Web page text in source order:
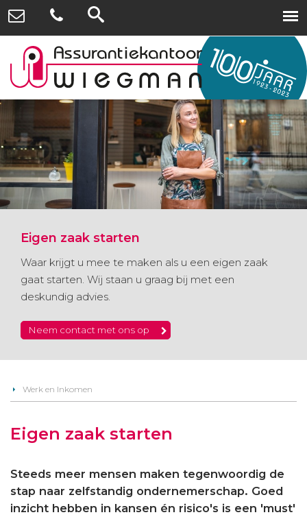
Eigen zaak starten
Waar krijgt u mee te maken als u een eigen zaak
gaat starten. Wij staan u graag bij met een
deskundig advies.
Neem contact met ons op
Werk en Inkomen
Eigen zaak starten
Steeds meer mensen maken tegenwoordig de
stap naar zelfstandig ondernemerschap. Goed
inzicht hebben in kansen én risico's is een 'must'